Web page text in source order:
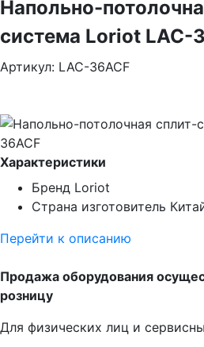
Напольно-
система Loriot LAC-
Артикул: LAC-36ACF
Характеристики
Бренд Loriot
Страна изготовитель
Перейти к описанию
Продажа оборудования
розницу
Для физических лиц и